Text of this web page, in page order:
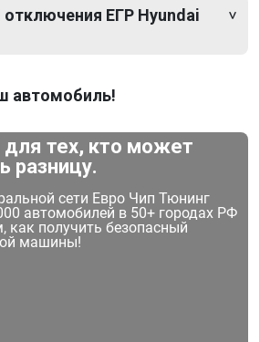
ЕГР Hyundai
автомобиль!
тех, кто может
разницу.
сети Евро Чип Тюнинг
автомобилей в 50+ городах РФ
как получить безопасный
машины!